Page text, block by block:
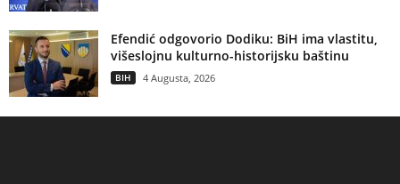
Efendić odgovorio Dodiku: BiH ima vlastitu,
višeslojnu kulturno-historijsku baštinu
BIH 4 Augusta, 2026